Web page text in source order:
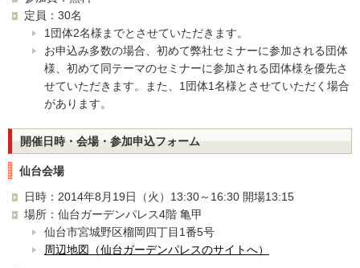
定員：30名
1団体2名様までとさせていただきます。
お申込み多数の場合、初めて弊社セミナーに参加される団体
様、初めて同テーマのセミナーに参加される団体様を優先さ
せていただきます。また、1団体1名様とさせていただく場合
があります。
開催日時・会場・参加申込フォーム
仙台会場
日時：2014年8月19日（火）13:30～16:30 開場13:15
場所：仙台ガーデンパレス4階 亀甲
仙台市宮城野区榴岡四丁目1番5号
周辺地図（仙台ガーデンパレスのサイトへ）